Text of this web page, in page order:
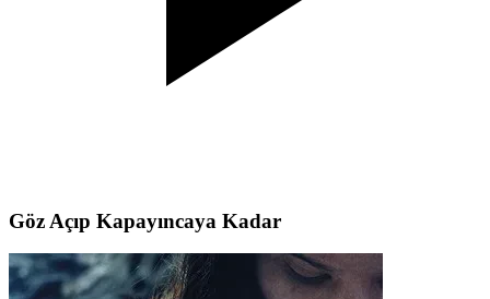
Göz Açıp Kapayıncaya Kadar